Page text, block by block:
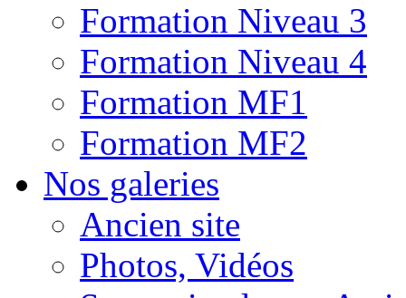
Formation Niveau 3
Formation Niveau 4
Formation MF1
Formation MF2
Nos galeries
Ancien site
Photos, Vidéos